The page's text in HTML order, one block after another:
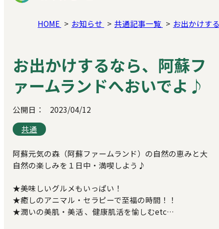
HOME お知らせ 共通記事一覧 お出かけす
お出かけするなら、阿蘇フ
ァームランドへおいでよ♪
公開日：
2023/04/12
共通
阿蘇元気の森（阿蘇ファームランド）の自然の恵みと大
自然の楽しみを１日中・満喫しよう♪
★美味しいグルメもいっぱい！
★癒しのアニマル・セラピーで至福の時間！！
★潤いの美肌・美活 、健康肌活を愉しむetc…